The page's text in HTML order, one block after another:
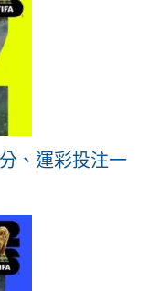
、運彩投注一